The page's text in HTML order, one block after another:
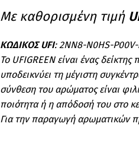
Με καθορισμένη τιμή
ΚΩΔΙΚΟΣ UFI: 2NN8-N0HS-
Το UFIGREEN είναι ένας
υποδεικνύει τη μέγιστη
σύνθεση του αρώματος είναι
ποιότητα ή η απόδοσή του στο
Για την παραγωγή αρωματικών